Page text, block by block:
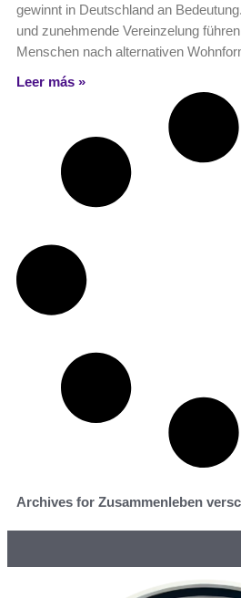
gewinnt in Deutschland an
und zunehmende Vereinzelung
Menschen nach alternativen
Leer más »
Archives for Zusammenleben